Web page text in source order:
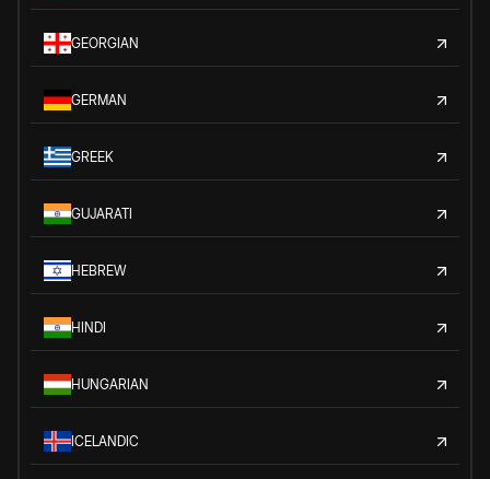
GEORGIAN
GERMAN
GREEK
GUJARATI
HEBREW
HINDI
HUNGARIAN
ICELANDIC